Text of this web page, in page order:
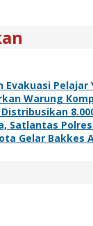
Evakuasi
Warung
Satlantas
Gelar Bakkes